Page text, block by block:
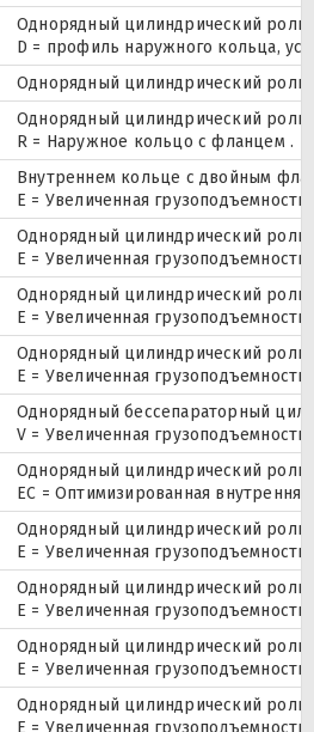
Однорядный цилиндрический
D = профиль наружного кольца,
Однорядный цилиндрический
Однорядный цилиндрический
R = Наружное кольцо с фланцем .
Внутреннем кольце с двойным
Е = Увеличенная грузоподъемность.
Однорядный цилиндрический
Е = Увеличенная грузоподъемность.
Однорядный цилиндрический
E = Увеличенная
Однорядный цилиндрический
Е = Увеличенная грузоподъемность.
Однорядный бессепараторный
V = Увеличенная
Однорядный цилиндрический
EC = Оптимизированная
Однорядный цилиндрический
Е = Увеличенная грузоподъемность.
Однорядный цилиндрический
E = Увеличенная
Однорядный цилиндрический
E = Увеличенная
Однорядный цилиндрический
E = Увеличенная